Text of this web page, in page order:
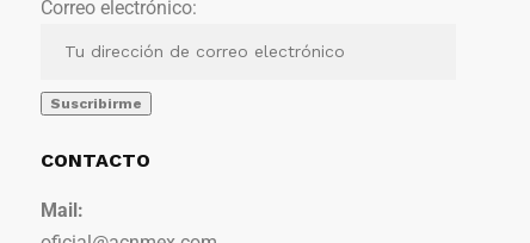
Correo electrónico:
CONTACTO
Mail: